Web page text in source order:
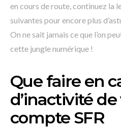
en cours de route, continuez la
suivantes pour encore plus
On ne sait jamais ce que l’on
cette jungle numérique !
Que faire en
d’inactivité
compte SFR